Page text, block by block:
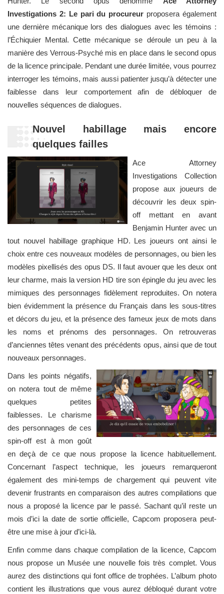
Investigations 2: Le pari du procureur proposera également
une dernière mécanique lors des dialogues avec les témoins :
l’Échiquier Mental. Cette mécanique se déroule un peu à la
manière des Verrous-Psyché mis en place dans le second opus
de la licence principale. Pendant une durée limitée, vous pourrez
interroger les témoins, mais aussi patienter jusqu’à détecter une
faiblesse dans leur comportement afin de débloquer de
nouvelles séquences de dialogues.
Nouvel habillage mais encore
quelques failles
Ace Attorney
Investigations Collection
propose aux joueurs de
découvrir les deux spin-
off mettant en avant
Benjamin Hunter avec un
tout nouvel habillage graphique HD. Les joueurs ont ainsi le
choix entre ces nouveaux modèles de personnages, ou bien les
modèles pixellisés des opus DS. Il faut avouer que les deux ont
leur charme, mais la version HD tire son épingle du jeu avec les
mimiques des personnages fidèlement reproduites. On notera
bien évidemment la présence du Français dans les sous-titres
et décors du jeu, et la présence des fameux jeux de mots dans
les noms et prénoms des personnages. On retrouveras
d’anciennes têtes venant des précédents opus, ainsi que de tout
nouveaux personnages.
Dans les points négatifs,
on notera tout de même
quelques petites
faiblesses. Le charisme
des personnages de ces
spin-off est à mon goût
en deçà de ce que nous propose la licence habituellement.
Concernant l’aspect technique, les joueurs remarqueront
également des mini-temps de chargement qui peuvent vite
devenir frustrants en comparaison des autres compilations que
nous a proposé la licence par le passé. Sachant qu’il reste un
mois d’ici la date de sortie officielle, Capcom proposera peut-
être une mise à jour d’ici-là.
Enfin comme dans chaque compilation de la licence, Capcom
nous propose un Musée une nouvelle fois très complet. Vous
aurez des distinctions qui font office de trophées. L’album photo
contient les illustrations que vous aurez débloqué durant votre